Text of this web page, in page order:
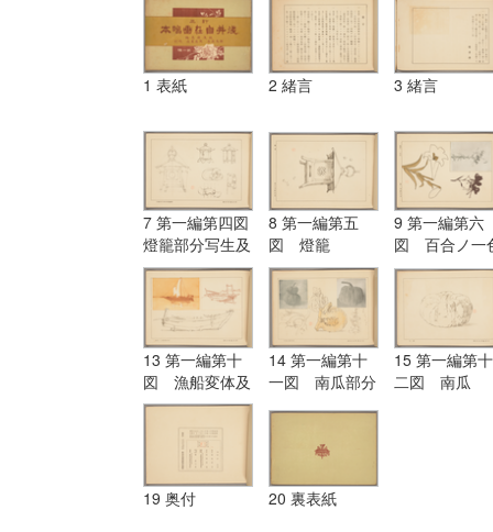
1 表紙 2 緒言 3 緒言
7 第一編第四図
燈籠部分写生及
描法
8 第一編第五
図 燈籠
9 第一編第六
図 百合ノ一
画
13 第一編第十
図 漁船変体及
一色画
14 第一編第十
一図 南瓜部分
15 第一編第十
二図 南瓜
19 奥付 20 裏表紙